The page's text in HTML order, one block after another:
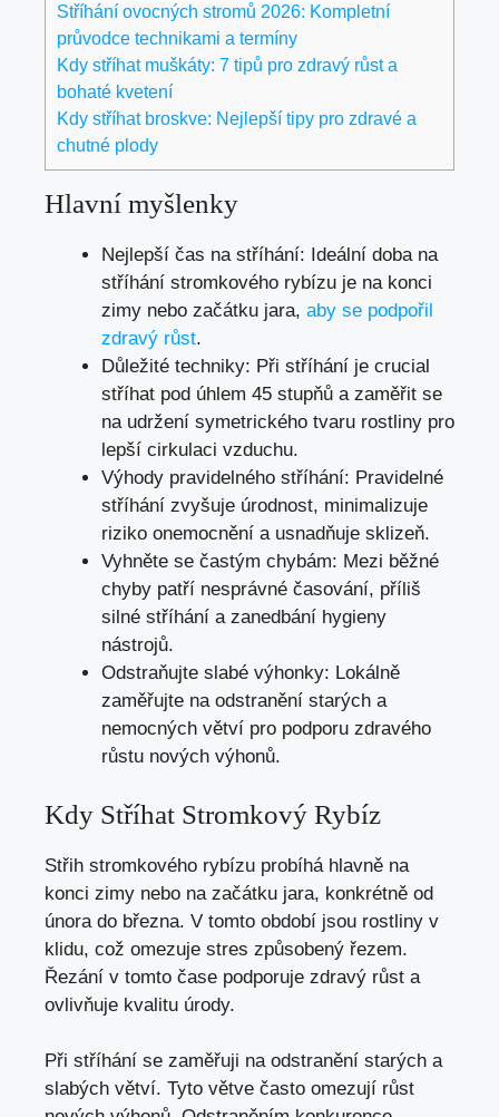
Stříhání ovocných stromů 2026: Kompletní
průvodce technikami a termíny
Kdy stříhat muškáty: 7 tipů pro zdravý růst a
bohaté kvetení
Kdy stříhat broskve: Nejlepší tipy pro zdravé a
chutné plody
Hlavní myšlenky
Nejlepší čas na stříhání: Ideální doba na
stříhání stromkového rybízu je na konci
zimy nebo začátku jara, aby se podpořil
zdravý růst.
Důležité techniky: Při stříhání je crucial
stříhat pod úhlem 45 stupňů a zaměřit se
na udržení symetrického tvaru rostliny pro
lepší cirkulaci vzduchu.
Výhody pravidelného stříhání: Pravidelné
stříhání zvyšuje úrodnost, minimalizuje
riziko onemocnění a usnadňuje sklizeň.
Vyhněte se častým chybám: Mezi běžné
chyby patří nesprávné časování, příliš
silné stříhání a zanedbání hygieny
nástrojů.
Odstraňujte slabé výhonky: Lokálně
zaměřujte na odstranění starých a
nemocných větví pro podporu zdravého
růstu nových výhonů.
Kdy Stříhat Stromkový Rybíz
Střih stromkového rybízu probíhá hlavně na
konci zimy nebo na začátku jara, konkrétně od
února do března. V tomto období jsou rostliny v
klidu, což omezuje stres způsobený řezem.
Řezání v tomto čase podporuje zdravý růst a
ovlivňuje kvalitu úrody.
Při stříhání se zaměřuji na odstranění starých a
slabých větví. Tyto větve často omezují růst